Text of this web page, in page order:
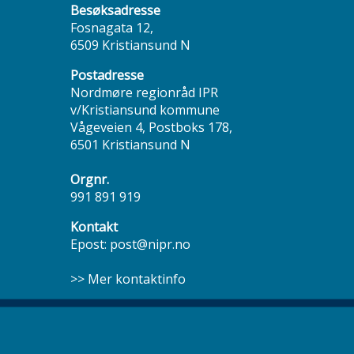
Besøksadresse
Fosnagata 12,
6509 Kristiansund N
Postadresse
Nordmøre regionråd IPR
v/Kristiansund kommune
Vågeveien 4, Postboks 178,
6501 Kristiansund N
Orgnr.
991 891 919
Kontakt
Epost: post@nipr.no
>> Mer kontaktinfo